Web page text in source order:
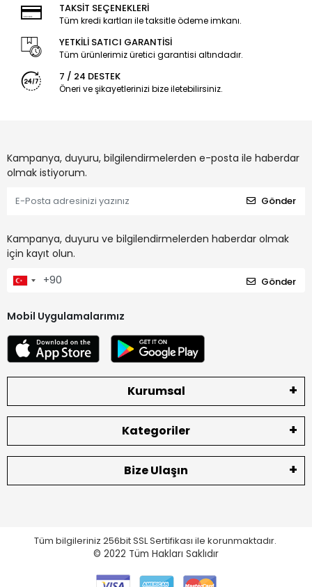
TAKSİT SEÇENEKLERİ
Tüm kredi kartları ile taksitle ödeme imkanı.
YETKİLİ SATICI GARANTİSİ
Tüm ürünlerimiz üretici garantisi altındadır.
7 / 24 DESTEK
Öneri ve şikayetlerinizi bize iletebilirsiniz.
Kampanya, duyuru, bilgilendirmelerden e-posta ile haberdar
olmak istiyorum.
Gönder
Kampanya, duyuru ve bilgilendirmelerden haberdar olmak
için kayıt olun.
Gönder
Mobil Uygulamalarımız
Kurumsal
Kategoriler
Bize Ulaşın
Tüm bilgileriniz 256bit SSL Sertifikası ile korunmaktadır.
© 2022 Tüm Hakları Saklıdır